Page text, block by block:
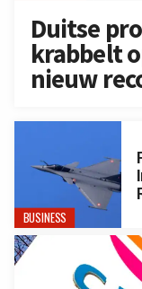
Duitse
krabbelt
nieuw
BUSINESS